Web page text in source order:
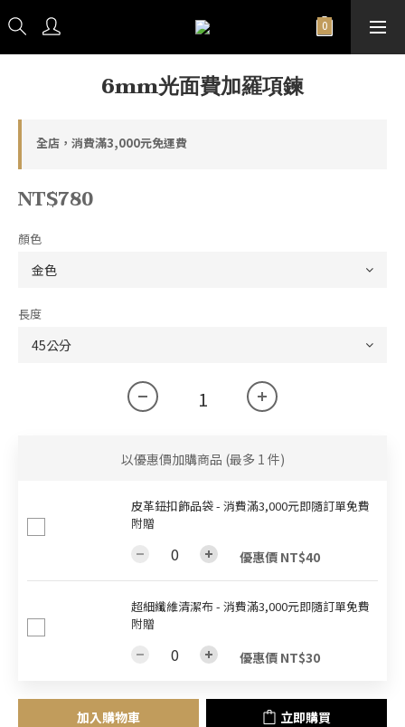
6mm光面費加羅項鍊
全店，消費滿3,000元免運費
NT$780
顏色
長度
以優惠價加購商品 (最多 1 件)
皮革鈕扣飾品袋 - 消費滿3,000元即隨訂單免費
附贈
優惠價 NT$40
超細纖維清潔布 - 消費滿3,000元即隨訂單免費
附贈
優惠價 NT$30
加入購物車 立即購買